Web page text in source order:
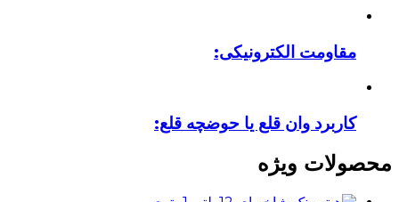
مقاومت الکترونیکی:
کاربرد وان قلع یا حوضچه قلع:
محصولات ویژه